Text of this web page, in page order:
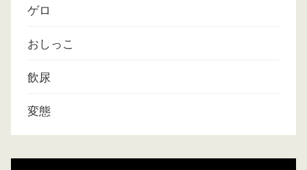
ゲロ
おしっこ
飲尿
変態